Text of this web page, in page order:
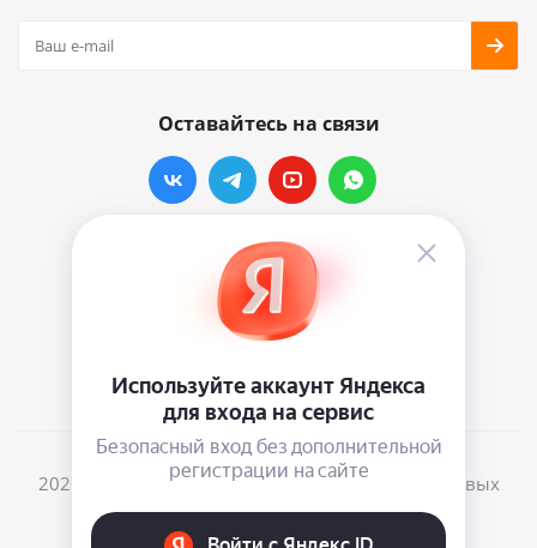
Оставайтесь на связи
Наши контакты
info@vinylmarkt.ru
2026 © Винилмаркт - интернет-магазин виниловых
пластинок